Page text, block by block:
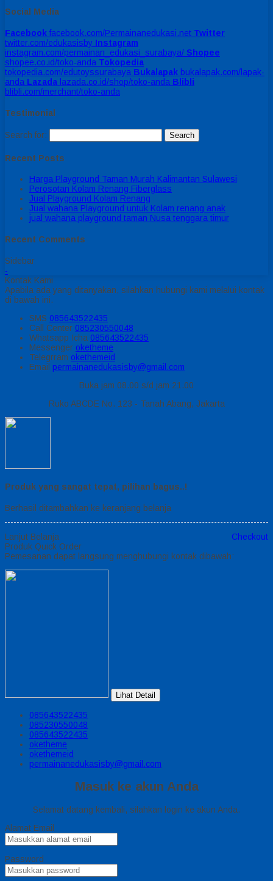
Social Media
Facebook facebook.com/Permainanedukasi.net Twitter
twitter.com/edukasisby Instagram
instagram.com/permainan_edukasi_surabaya/ Shopee
shopee.co.id/toko-anda Tokopedia
tokopedia.com/edutoyssurabaya Bukalapak bukalapak.com/lapak-
anda Lazada lazada.co.id/shop/toko-anda Blibli
blibli.com/merchant/toko-anda
Testimonial
Search for:
Recent Posts
Harga Playground Taman Murah Kalimantan Sulawesi
Perosotan Kolam Renang Fiberglass
Jual Playground Kolam Renang
Jual wahana Playground untuk Kolam renang anak
jual wahana playground taman Nusa tenggara timur
Recent Comments
Sidebar
-
Kontak Kami
Apabila ada yang ditanyakan, silahkan hubungi kami melalui kontak
di bawah ini.
SMS 085643522435
Call Center 085230550048
Whatsapp Icha 085643522435
Messenger oketheme
Telegrram okethemeid
Email permainanedukasisby@gmail.com
Buka jam 08.00 s/d jam 21.00
Ruko ABCDE No. 123 - Tanah Abang, Jakarta
Produk yang sangat tepat, pilihan bagus..!
Berhasil ditambahkan ke keranjang belanja
Lanjut Belanja
Checkout
Produk Quick Order
Pemesanan dapat langsung menghubungi kontak dibawah:
Lihat Detail
085643522435
085230550048
085643522435
oketheme
okethemeid
permainanedukasisby@gmail.com
Masuk ke akun Anda
Selamat datang kembali, silahkan login ke akun Anda.
Alamat Email
Password